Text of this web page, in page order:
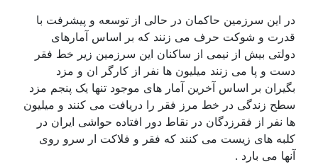
در این سرزمین حاکمان در حالی از توسعه و پیشرفت با
قدرت و شوکت حرف می زنند که بر اساس آمارهای
دولتی بیش از نیمی از ساکنان این سرزمین زیر خط فقر
دست و پا می زنند میلیون ها نفر از کارگر ان و مزد
بگیران بر اساس آخرین آمار های موجود تنها یک پنجم مزد
سطح زندگی در خط مرز فقر را دریافت می کنند و میلیون
ها نفر از فقرزدگان در نقاط دور افتاده حواشی ایران در
کلبه های زیست می کنند که فقر و فلاکت ار سرو روی
آنها می بارد .